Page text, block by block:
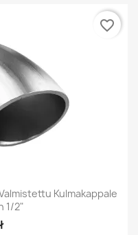
Kulmakappale
1/2"
favorite_border